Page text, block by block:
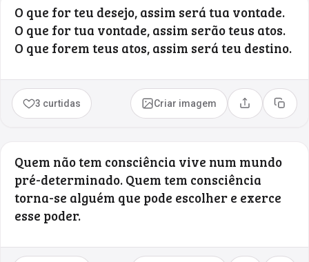
O que for teu desejo, assim será tua vontade.
O que for tua vontade, assim serão teus atos.
O que forem teus atos, assim será teu destino.
3 curtidas Criar imagem Compartilhar
Copiar
Quem não tem consciência vive num mundo
pré-determinado. Quem tem consciência
torna-se alguém que pode escolher e exerce
esse poder.